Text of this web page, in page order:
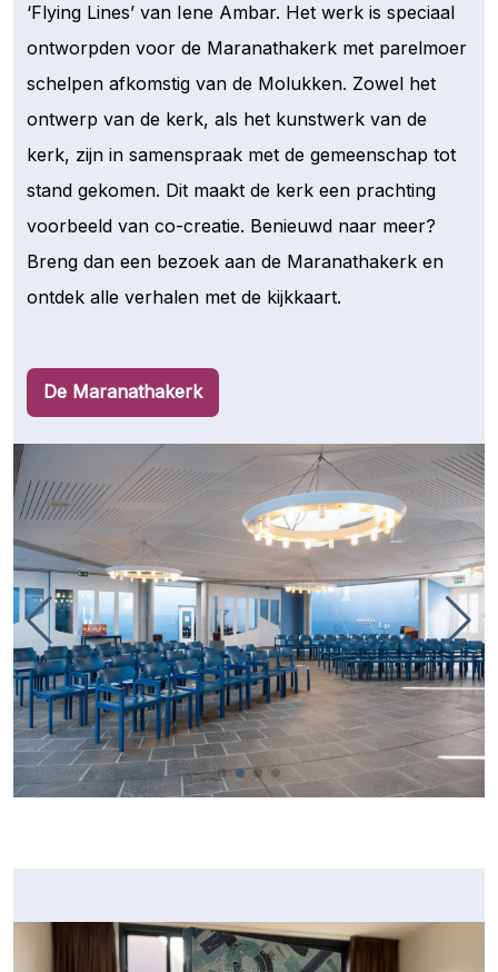
‘Flying Lines’ van Iene Ambar. Het werk is speciaal
ontworpden voor de Maranathakerk met parelmoer
schelpen afkomstig van de Molukken. Zowel het
ontwerp van de kerk, als het kunstwerk van de
kerk, zijn in samenspraak met de gemeenschap tot
stand gekomen. Dit maakt de kerk een prachting
voorbeeld van co-creatie. Benieuwd naar meer?
Breng dan een bezoek aan de Maranathakerk en
ontdek alle verhalen met de kijkkaart.
De Maranathakerk